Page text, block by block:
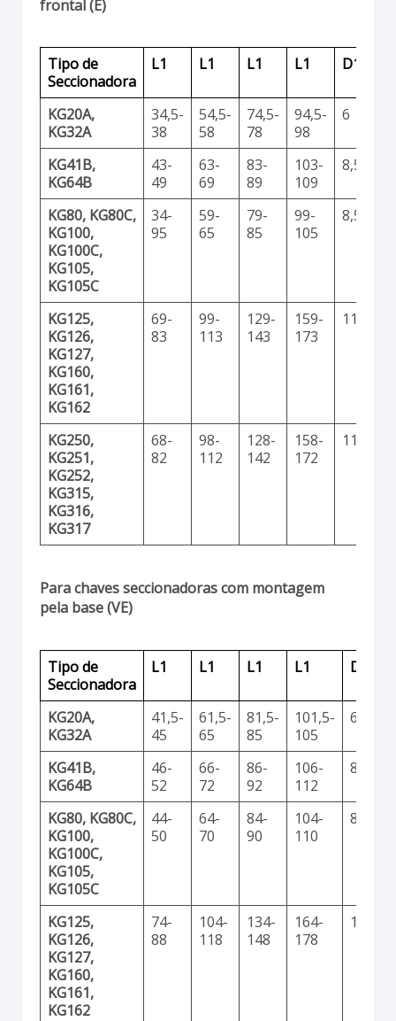
frontal (E)
Tipo de
Seccionadora
L1 L1 L1 L1 D1
KG20A,
KG32A
34,5-
38
54,5-
58
74,5-
78
94,5-
98
6
KG41B,
KG64B
43-
49
63-
69
83-
89
103-
109
8,5
KG80, KG80C,
KG100,
KG100C,
KG105,
KG105C
34-
95
59-
65
79-
85
99-
105
8,5
KG125,
KG126,
KG127,
KG160,
KG161,
KG162
69-
83
99-
113
129-
143
159-
173
11,2
KG250,
KG251,
KG252,
KG315,
KG316,
KG317
68-
82
98-
112
128-
142
158-
172
11,2
Para chaves seccionadoras com montagem
pela base (VE)
Tipo de
Seccionadora
L1 L1 L1 L1 D1
KG20A,
KG32A
41,5-
45
61,5-
65
81,5-
85
101,5-
105
6
KG41B,
KG64B
46-
52
66-
72
86-
92
106-
112
8,5
KG80, KG80C,
KG100,
KG100C,
KG105,
KG105C
44-
50
64-
70
84-
90
104-
110
8,5
KG125,
KG126,
KG127,
KG160,
KG161,
KG162
74-
88
104-
118
134-
148
164-
178
11,2